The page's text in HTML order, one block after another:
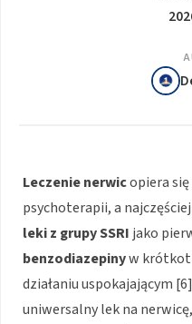
Leczenie nerwicopiera
psychoterapii, a
leki z grupy SSRI jako
benzodiazepinyw
działaniu uspokajającym
uniwersalny lek na